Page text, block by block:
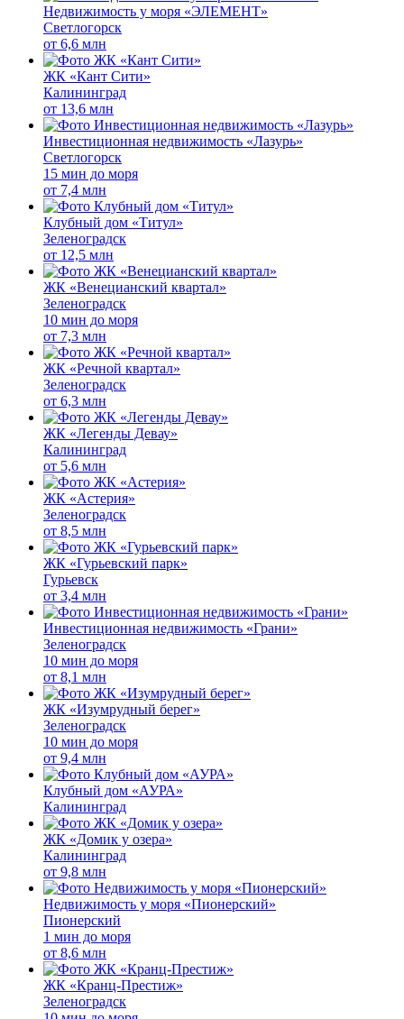
Недвижимость у моря «ЭЛЕМЕНТ»
Светлогорск
от 6,6 млн
ЖК «Кант Сити»
Калининград
от 13,6 млн
Инвестиционная недвижимость «Лазурь»
Светлогорск
15 мин до моря
от 7,4 млн
Клубный дом «Титул»
Зеленоградск
от 12,5 млн
ЖК «Венецианский квартал»
Зеленоградск
10 мин до моря
от 7,3 млн
ЖК «Речной квартал»
Зеленоградск
от 6,3 млн
ЖК «Легенды Девау»
Калининград
от 5,6 млн
ЖК «Астерия»
Зеленоградск
от 8,5 млн
ЖК «Гурьевский парк»
Гурьевск
от 3,4 млн
Инвестиционная недвижимость «Грани»
Зеленоградск
10 мин до моря
от 8,1 млн
ЖК «Изумрудный берег»
Зеленоградск
10 мин до моря
от 9,4 млн
Клубный дом «АУРА»
Калининград
ЖК «Домик у озера»
Калининград
от 9,8 млн
Недвижимость у моря «Пионерский»
Пионерский
1 мин до моря
от 8,6 млн
ЖК «Кранц-Престиж»
Зеленоградск